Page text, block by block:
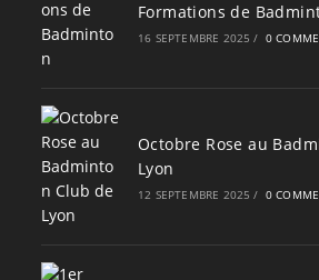
Formations de
16 SEPTEMBRE 2025 / 0
Octobre Rose au
Lyon
12 SEPTEMBRE 2025 / 0